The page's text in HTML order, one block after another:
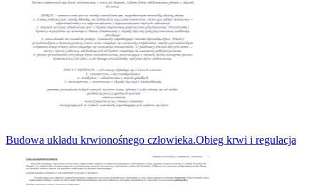
Budowa układu krwionośnego człowieka.Obieg krwi i regulacja